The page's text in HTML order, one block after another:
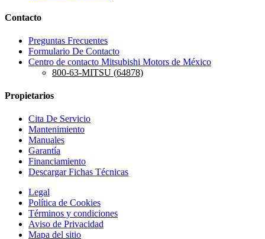
Contacto
Preguntas Frecuentes
Formulario De Contacto
Centro de contacto Mitsubishi Motors de México
800-63-MITSU (64878)
Propietarios
Cita De Servicio
Mantenimiento
Manuales
Garantía
Financiamiento
Descargar Fichas Técnicas
Legal
Política de Cookies
Términos y condiciones
Aviso de Privacidad
Mapa del sitio